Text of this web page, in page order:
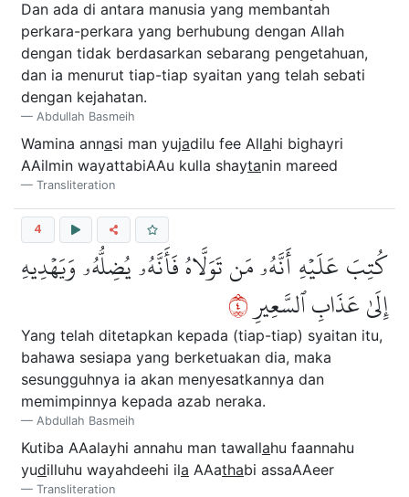
Dan ada di antara manusia yang membantah
perkara-perkara yang berhubung dengan Allah
dengan tidak berdasarkan sebarang pengetahuan,
dan ia menurut tiap-tiap syaitan yang telah sebati
dengan kejahatan.
Abdullah Basmeih
Wamina annasi man yujadilu fee Allahi bighayri
AAilmin wayattabiAAu kulla shaytanin mareed
Transliteration
4
كُتِبَ عَلَيۡهِ أَنَّهُۥ مَن تَوَلَّاهُ فَأَنَّهُۥ يُضِلُّهُۥ وَيَهۡدِيهِ
إِلَىٰ عَذَابِ ٱلسَّعِيرِ٤
Yang telah ditetapkan kepada (tiap-tiap) syaitan itu,
bahawa sesiapa yang berketuakan dia, maka
sesungguhnya ia akan menyesatkannya dan
memimpinnya kepada azab neraka.
Abdullah Basmeih
Kutiba AAalayhi annahu man tawallahu faannahu
yudilluhu wayahdeehi ila AAathabi assaAAeer
Transliteration